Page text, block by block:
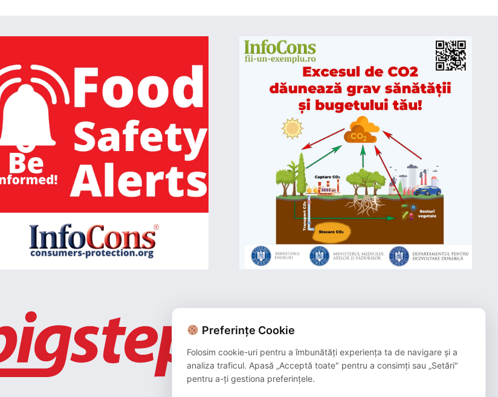
și beneficiază de 3D-Secure.
Preferințe Cookie
Folosim cookie-uri pentru a îmbunătăți experiența ta de navigare și a
analiza traficul. Apasă „Acceptă toate" pentru a consimți sau „Setări"
pentru a-ți gestiona preferințele.